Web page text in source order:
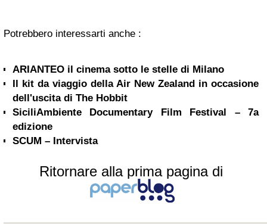
Potrebbero interessarti anche :
ARIANTEO il cinema sotto le stelle di Milano
Il kit da viaggio della Air New Zealand in occasione
dell'uscita di The Hobbit
SiciliAmbiente Documentary Film Festival – 7a
edizione
SCUM – Intervista
Ritornare alla prima pagina di